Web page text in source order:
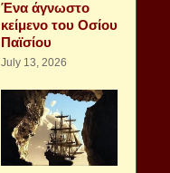
Ένα άγνωστο
κείμενο του Οσίου
Παϊσίου
July 13, 2026